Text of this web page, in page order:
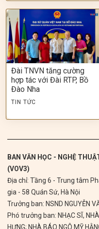
Đài TNVN tăng cường
hợp tác với Đài RTP, Bồ
Đào Nha
TIN TỨC
BAN VĂN HỌC - NGHỆ
(VOV3)
Địa chỉ: Tầng 6 - Trung tâm
gia - 58 Quán Sứ, Hà Nội
Trưởng ban: NSND NGUYỄN
Phó trưởng ban: NHẠC SĨ,
HƯNG; NHÀ BÁO NGÔ MỸ